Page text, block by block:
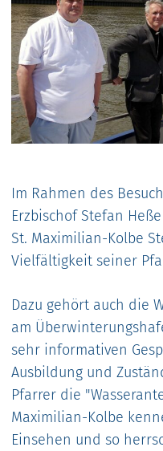
Im Rahmen des
Erzbischof Stefan
St. Maximilian-Kolbe
Vielfältigkeit seiner
Dazu gehört auch die
am
sehr informativen
Ausbildung und
Pfarrer die
Maximilian-Kolbe
Einsehen und so